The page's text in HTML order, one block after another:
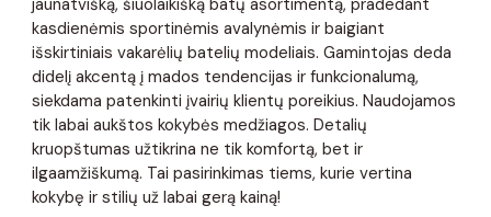
kasdienėmis sportinėmis avalynėmis ir baigiant
išskirtiniais vakarėlių batelių modeliais. Gamintojas deda
didelį akcentą į mados tendencijas ir funkcionalumą,
siekdama patenkinti įvairių klientų poreikius. Naudojamos
tik labai aukštos kokybės medžiagos. Detalių
kruopštumas užtikrina ne tik komfortą, bet ir
ilgaamžiškumą. Tai pasirinkimas tiems, kurie vertina
kokybę ir stilių už labai gerą kainą!